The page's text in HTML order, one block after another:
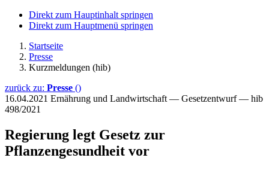
Direkt zum Hauptinhalt springen
Direkt zum Hauptmenü springen
Startseite
Presse
Kurzmeldungen (hib)
zurück zu: Presse ()
16.04.2021 Ernährung und Landwirtschaft — Gesetzentwurf — hib
498/2021
Regierung legt Gesetz zur
Pflanzengesundheit vor